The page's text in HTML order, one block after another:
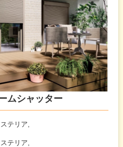
ムシャッター
テリア,
テリア,